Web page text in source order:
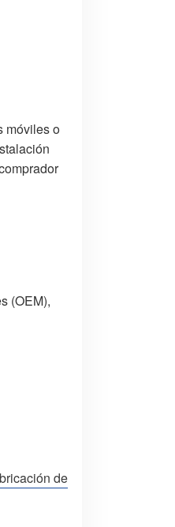
móviles o
(OEM),
de